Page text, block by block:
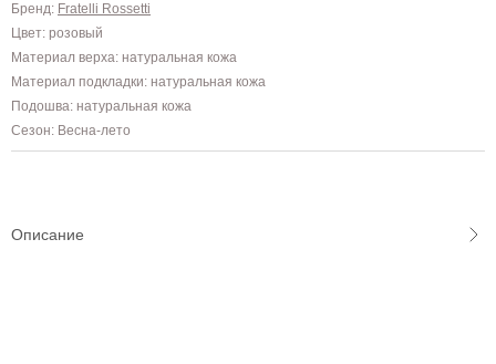
Бренд: Fratelli Rossetti
Цвет: розовый
Материал верха: натуральная кожа
Материал подкладки: натуральная кожа
Подошва: натуральная кожа
Сезон: Весна-лето
Описание